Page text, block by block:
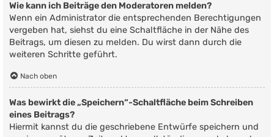
Wie kann ich Beiträge den Moderatoren melden?
Wenn ein Administrator die entsprechenden Berechtigungen
vergeben hat, siehst du eine Schaltfläche in der Nähe des
Beitrags, um diesen zu melden. Du wirst dann durch die
weiteren Schritte geführt.
Nach oben
Was bewirkt die „Speichern“-Schaltfläche beim Schreiben
eines Beitrags?
Hiermit kannst du die geschriebene Entwürfe speichern und